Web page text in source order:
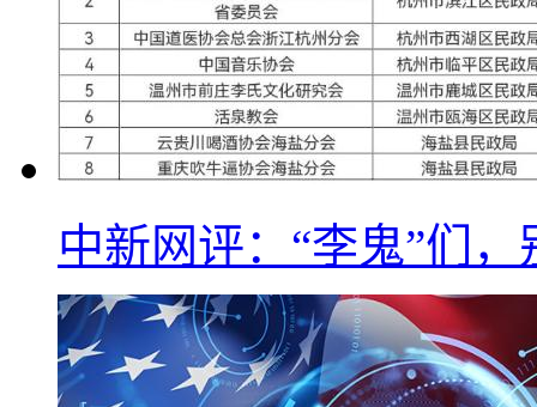
中新网评：“李鬼”们